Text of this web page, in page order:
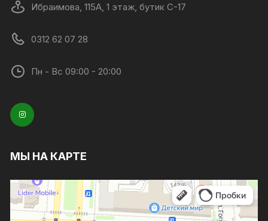
Ибраимова, 115А, 1 этаж, бутик C-17
0312 62 07 28
Пн - Вс 09:00 - 20:00
МЫ НА КАРТЕ